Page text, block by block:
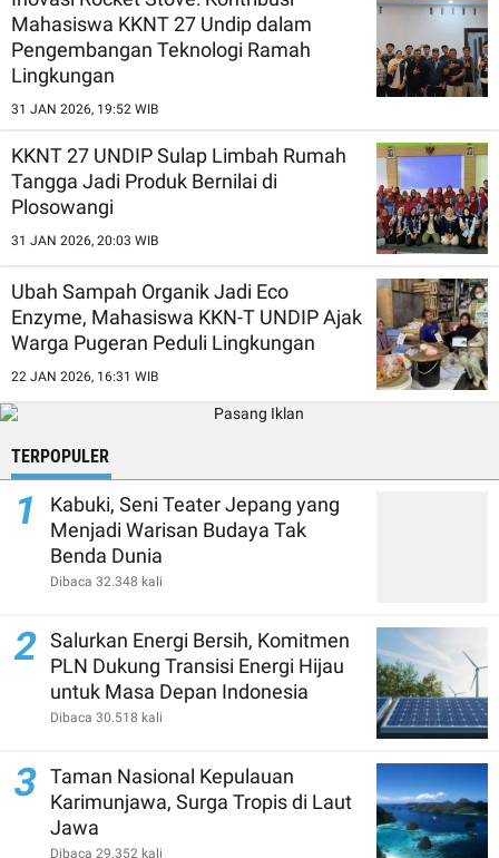
Mahasiswa KKNT 27 Undip dalam
Pengembangan Teknologi Ramah
Lingkungan
31 JAN 2026, 19:52 WIB
KKNT 27 UNDIP Sulap Limbah Rumah
Tangga Jadi Produk Bernilai di
Plosowangi
31 JAN 2026, 20:03 WIB
Ubah Sampah Organik Jadi Eco
Enzyme, Mahasiswa KKN-T UNDIP Ajak
Warga Pugeran Peduli Lingkungan
22 JAN 2026, 16:31 WIB
TERPOPULER
1
Kabuki, Seni Teater Jepang yang
Menjadi Warisan Budaya Tak
Benda Dunia
Dibaca 32.348 kali
2 Salurkan Energi Bersih, Komitmen
PLN Dukung Transisi Energi Hijau
untuk Masa Depan Indonesia
Dibaca 30.518 kali
3 Taman Nasional Kepulauan
Karimunjawa, Surga Tropis di Laut
Jawa
Dibaca 29.352 kali